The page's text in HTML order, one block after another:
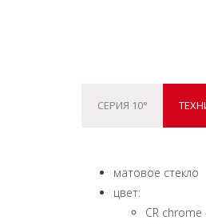
СЕРИЯ 10°
матовое стекло
цвет:
CR